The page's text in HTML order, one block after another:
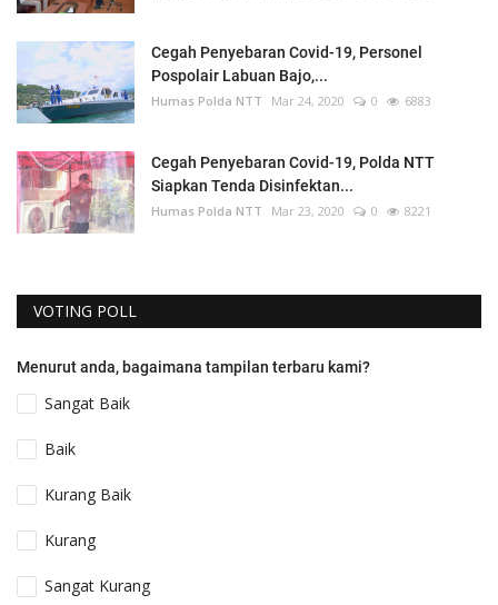
Cegah Penyebaran Covid-19, Personel
Pospolair Labuan Bajo,...
Humas Polda NTT Mar 24, 2020 0 6883
Cegah Penyebaran Covid-19, Polda NTT
Siapkan Tenda Disinfektan...
Humas Polda NTT Mar 23, 2020 0 8221
VOTING POLL
Menurut anda, bagaimana tampilan terbaru kami?
Sangat Baik
Baik
Kurang Baik
Kurang
Sangat Kurang